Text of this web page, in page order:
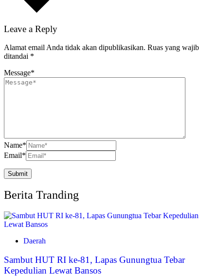
Leave a Reply
Alamat email Anda tidak akan dipublikasikan. Ruas yang wajib
ditandai *
Message*
Name*
Email*
Berita Tranding
Daerah
Sambut HUT RI ke-81, Lapas Gunungtua Tebar
Kepedulian Lewat Bansos